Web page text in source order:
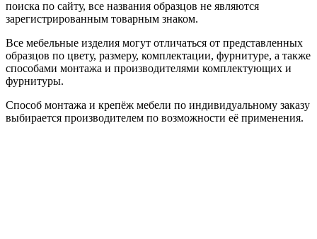
поиска по сайту, все названия образцов не являются
зарегистрированным товарным знаком.
Все мебельные изделия могут отличаться от представленных
образцов по цвету, размеру, комплектации, фурнитуре, а также
способами монтажа и производителями комплектующих и
фурнитуры.
Способ монтажа и крепёж мебели по индивидуальному заказу
выбирается производителем по возможности её применения.